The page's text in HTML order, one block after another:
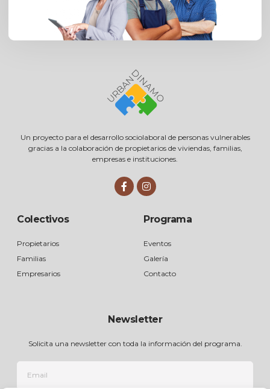
Un proyecto para el desarrollo sociolaboral de personas vulnerables
gracias a la colaboración de propietarios de viviendas, familias,
empresas e instituciones.
Colectivos
Propietarios
Familias
Empresarios
Programa
Eventos
Galería
Contacto
Newsletter
Solicita una newsletter con toda la información del programa.